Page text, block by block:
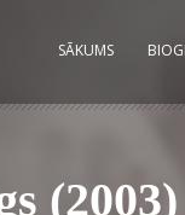
SĀKUMS
(2003)